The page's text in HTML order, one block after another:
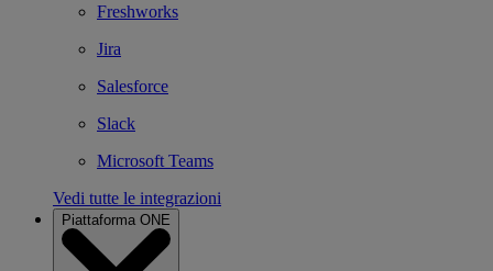
Freshworks
Jira
Salesforce
Slack
Microsoft Teams
Vedi tutte le integrazioni
Piattaforma ONE